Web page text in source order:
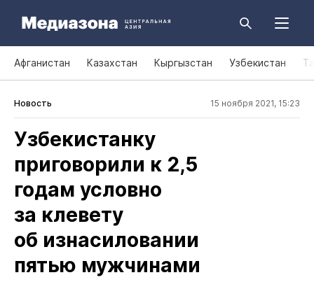
Афганистан Казахстан Кыргызстан Узбекистан
Новость 15 ноября 2021, 15:23
Узбекистанку
приговорили к 2,5
годам условно
за клевету
об изнасиловании
пятью мужчинами